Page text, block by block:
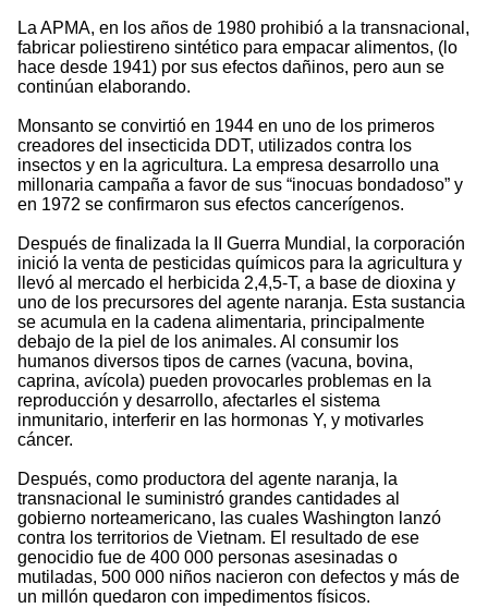
La APMA, en los años de 1980 prohibió a la transnacional,
fabricar poliestireno sintético para empacar alimentos, (lo
hace desde 1941) por sus efectos dañinos, pero aun se
continúan elaborando.
Monsanto se convirtió en 1944 en uno de los primeros
creadores del insecticida DDT, utilizados contra los
insectos y en la agricultura. La empresa desarrollo una
millonaria campaña a favor de sus “inocuas bondadoso” y
en 1972 se confirmaron sus efectos cancerígenos.
Después de finalizada la II Guerra Mundial, la corporación
inició la venta de pesticidas químicos para la agricultura y
llevó al mercado el herbicida 2,4,5-T, a base de dioxina y
uno de los precursores del agente naranja. Esta sustancia
se acumula en la cadena alimentaria, principalmente
debajo de la piel de los animales. Al consumir los
humanos diversos tipos de carnes (vacuna, bovina,
caprina, avícola) pueden provocarles problemas en la
reproducción y desarrollo, afectarles el sistema
inmunitario, interferir en las hormonas Y, y motivarles
cáncer.
Después, como productora del agente naranja, la
transnacional le suministró grandes cantidades al
gobierno norteamericano, las cuales Washington lanzó
contra los territorios de Vietnam. El resultado de ese
genocidio fue de 400 000 personas asesinadas o
mutiladas, 500 000 niños nacieron con defectos y más de
un millón quedaron con impedimentos físicos.